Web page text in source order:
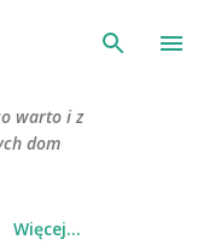
warto i z
dom
Więcej…